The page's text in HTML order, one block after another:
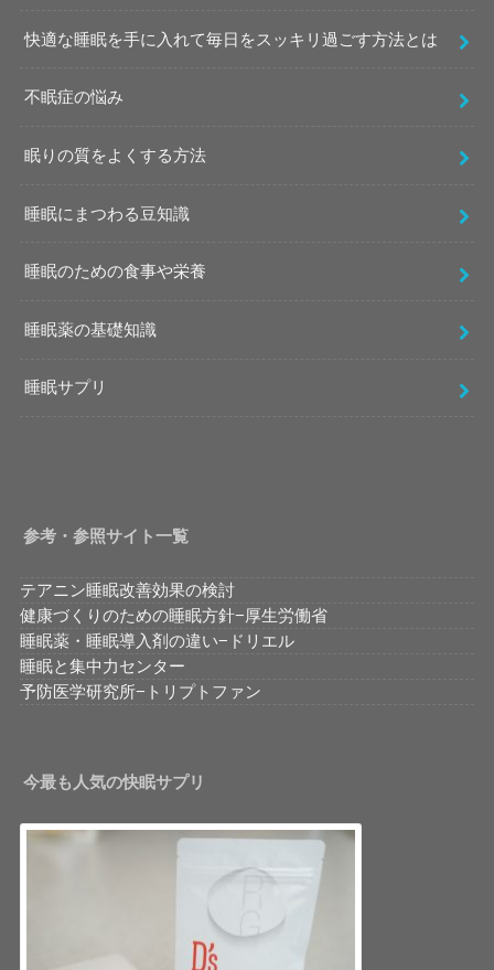
快適な睡眠を手に入れて毎日をスッキリ過ごす方法とは
不眠症の悩み
眠りの質をよくする方法
睡眠にまつわる豆知識
睡眠のための食事や栄養
睡眠薬の基礎知識
睡眠サプリ
参考・参照サイト一覧
テアニン睡眠改善効果の検討
健康づくりのための睡眠方針−厚生労働省
睡眠薬・睡眠導入剤の違い−ドリエル
睡眠と集中力センター
予防医学研究所−トリプトファン
今最も人気の快眠サプリ